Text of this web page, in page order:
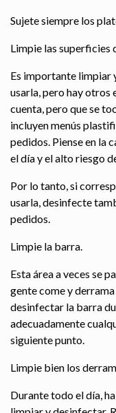
Sujete siempre los
Limpie las superficies
Es importante limpiar
usarla, pero hay otros
cuenta, pero que se
incluyen menús
pedidos. Piense en la
el día y el alto riesgo
Por lo tanto, si
usarla, desinfecte
pedidos.
Limpie la barra.
Esta área a veces se
gente come y
desinfectar la barra
adecuadamente
siguiente punto.
Limpie bien los
Durante todo el día,